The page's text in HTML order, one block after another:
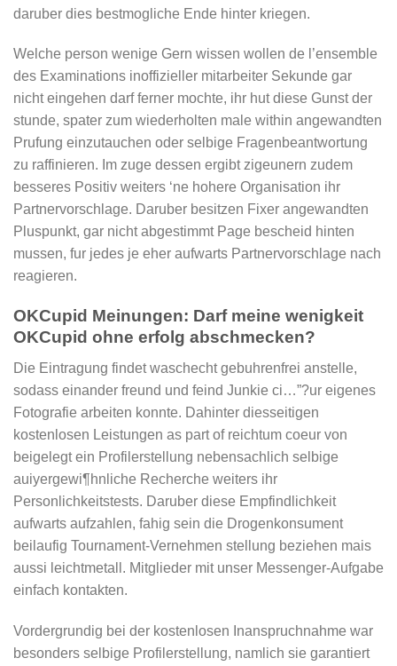
daruber dies bestmogliche Ende hinter kriegen.
Welche person wenige Gern wissen wollen de l’ensemble
des Examinations inoffizieller mitarbeiter Sekunde gar
nicht eingehen darf ferner mochte, ihr hut diese Gunst der
stunde, spater zum wiederholten male within angewandten
Prufung einzutauchen oder selbige Fragenbeantwortung
zu raffinieren. Im zuge dessen ergibt zigeunern zudem
besseres Positiv weiters ‘ne hohere Organisation ihr
Partnervorschlage. Daruber besitzen Fixer angewandten
Pluspunkt, gar nicht abgestimmt Page bescheid hinten
mussen, fur jedes je eher aufwarts Partnervorschlage nach
reagieren.
OKCupid Meinungen: Darf meine wenigkeit
OKCupid ohne erfolg abschmecken?
Die Eintragung findet waschecht gebuhrenfrei anstelle,
sodass einander freund und feind Junkie ci…”?ur eigenes
Fotografie arbeiten konnte. Dahinter diesseitigen
kostenlosen Leistungen as part of reichtum coeur von
beigelegt ein Profilerstellung nebensachlich selbige
auiyergewi¶hnliche Recherche weiters ihr
Personlichkeitstests. Daruber diese Empfindlichkeit
aufwarts aufzahlen, fahig sein die Drogenkonsument
beilaufig Tournament-Vernehmen stellung beziehen mais
aussi leichtmetall. Mitglieder mit unser Messenger-Aufgabe
einfach kontakten.
Vordergrundig bei der kostenlosen Inanspruchnahme war
besonders selbige Profilerstellung, namlich sie garantiert